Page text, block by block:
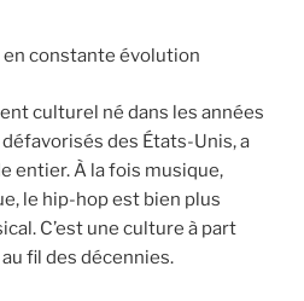
en constante évolution
culturel né dans les années
des États-Unis, a
entier. À la fois musique,
le hip-hop est bien plus
C’est une culture à part
fil des décennies.